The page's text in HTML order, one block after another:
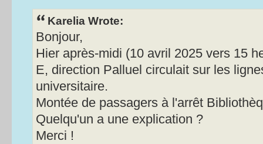
Karelia Wrote:
Bonjour,
Hier après-midi (10 avril 2025 vers 15
E, direction Palluel circulait sur les
universitaire.
Montée de passagers à l'arrêt
Quelqu'un a une explication ?
Merci !